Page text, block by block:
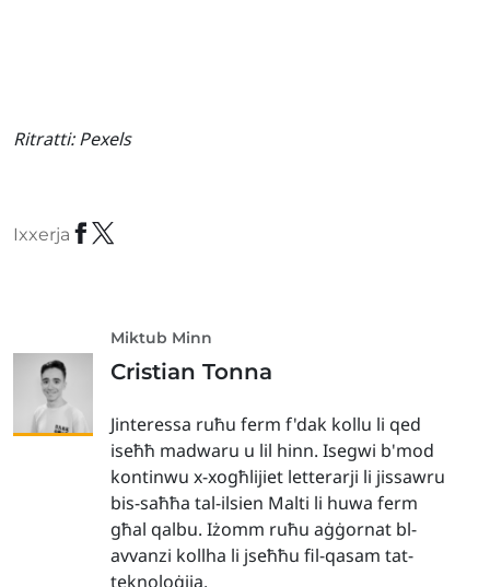
Ritratti: Pexels
Ixxerja
Miktub Minn
Cristian Tonna
Jinteressa ruħu ferm f'dak kollu li qed
iseħħ madwaru u lil hinn. Isegwi b'mod
kontinwu x-xogħlijiet letterarji li jissawru
bis-saħħa tal-ilsien Malti li huwa ferm
għal qalbu. Iżomm ruħu aġġornat bl-
avvanzi kollha li jseħħu fil-qasam tat-
teknoloġija.